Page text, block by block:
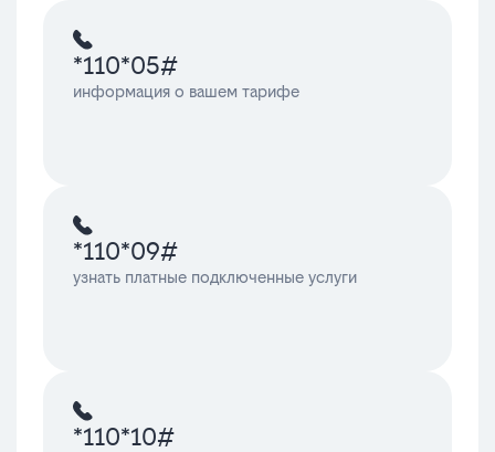
*110*05#
информация о вашем тарифе
*110*09#
узнать платные подключенные услуги
*110*10#